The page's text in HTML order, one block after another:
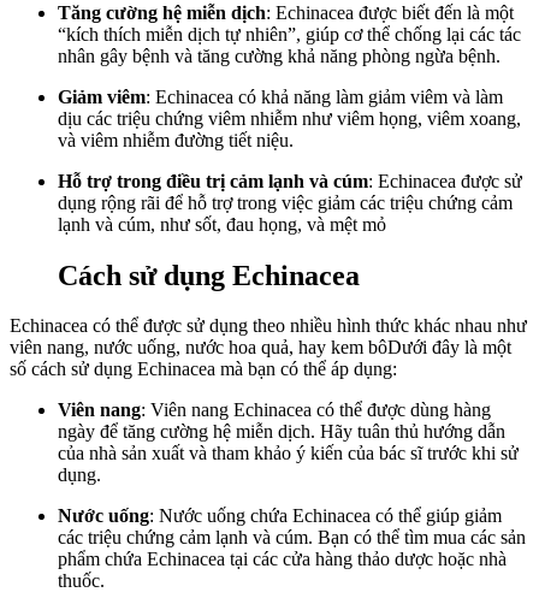
Tăng cường hệ miễn dịch: Echinacea được biết đến là một
“kích thích miễn dịch tự nhiên”, giúp cơ thể chống lại các tác
nhân gây bệnh và tăng cường khả năng phòng ngừa bệnh.
Giảm viêm: Echinacea có khả năng làm giảm viêm và làm
dịu các triệu chứng viêm nhiễm như viêm họng, viêm xoang,
và viêm nhiễm đường tiết niệu.
Hỗ trợ trong điều trị cảm lạnh và cúm: Echinacea được sử
dụng rộng rãi để hỗ trợ trong việc giảm các triệu chứng cảm
lạnh và cúm, như sốt, đau họng, và mệt mỏ
Cách sử dụng Echinacea
Echinacea có thể được sử dụng theo nhiều hình thức khác nhau như
viên nang, nước uống, nước hoa quả, hay kem bôDưới đây là một
số cách sử dụng Echinacea mà bạn có thể áp dụng:
Viên nang: Viên nang Echinacea có thể được dùng hàng
ngày để tăng cường hệ miễn dịch. Hãy tuân thủ hướng dẫn
của nhà sản xuất và tham khảo ý kiến của bác sĩ trước khi sử
dụng.
Nước uống: Nước uống chứa Echinacea có thể giúp giảm
các triệu chứng cảm lạnh và cúm. Bạn có thể tìm mua các sản
phẩm chứa Echinacea tại các cửa hàng thảo dược hoặc nhà
thuốc.